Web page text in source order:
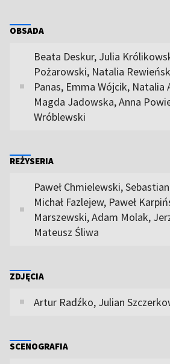
OBSADA
Beata Deskur, Julia
Pożarowski, Natalia
Panas, Emma Wójcik, Natalia
Magda Jadowska, Anna
Wróblewski
REŻYSERIA
Paweł Chmielewski,
Michał Fazlejew, Paweł
Marszewski, Adam Molak,
Mateusz Śliwa
ZDJĘCIA
Artur Radźko, Julian
SCENOGRAFIA